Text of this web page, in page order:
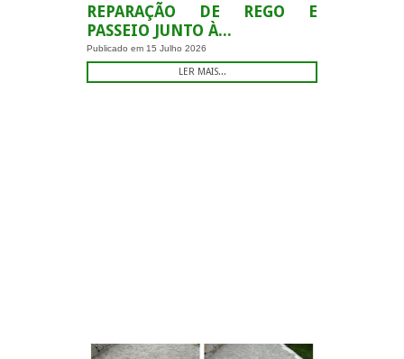
REPARAÇÃO DE REGO E
PASSEIO JUNTO À...
Publicado em 15 Julho 2026
LER MAIS...